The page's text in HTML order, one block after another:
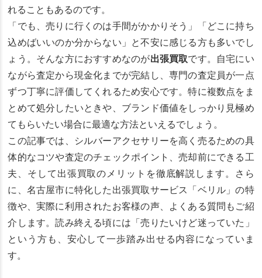
れることもあるのです。
「でも、売りに行くのは手間がかかりそう」「どこに持ち
込めばいいのか分からない」と不安に感じる方も多いでし
ょう。そんな方におすすめなのが出張買取です。自宅にい
ながら査定から現金化までが完結し、専門の査定員が一点
ずつ丁寧に評価してくれるため安心です。特に複数点をま
とめて処分したいときや、ブランド価値をしっかり見極め
てもらいたい場合に最適な方法といえるでしょう。
この記事では、シルバーアクセサリーを高く売るための具
体的なコツや査定のチェックポイント、売却前にできる工
夫、そして出張買取のメリットを徹底解説します。さら
に、名古屋市に特化した出張買取サービス「ベリル」の特
徴や、実際に利用されたお客様の声、よくある質問もご紹
介します。読み終える頃には「売りたいけど迷っていた」
という方も、安心して一歩踏み出せる内容になっていま
す。